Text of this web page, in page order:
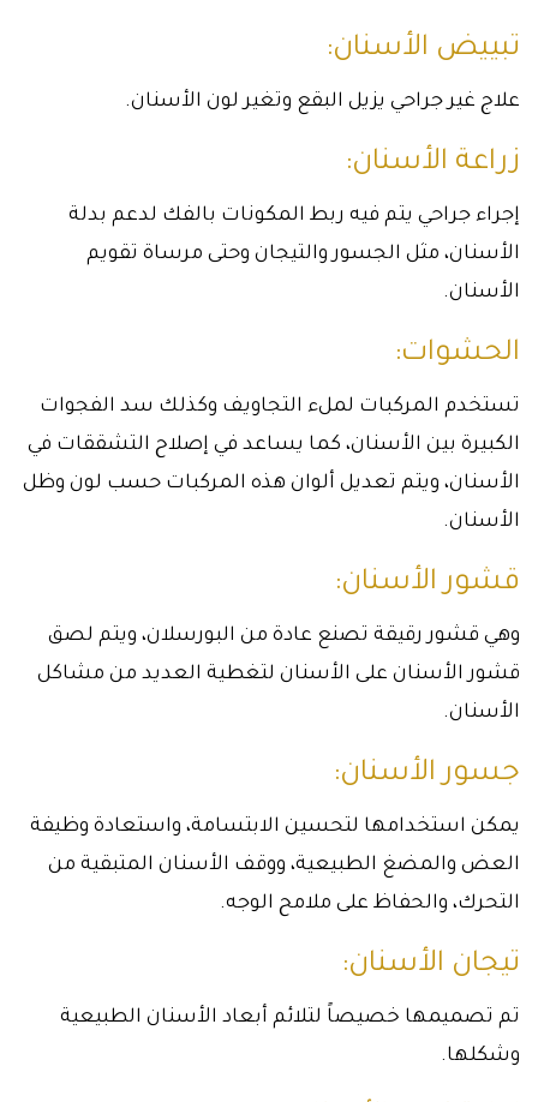
تبييض الأسنان:
علاج غير جراحي يزيل البقع وتغير لون الأسنان.
زراعة الأسنان:
إجراء جراحي يتم فيه ربط المكونات بالفك لدعم بدلة
الأسنان، مثل الجسور والتيجان وحتى مرساة تقويم
الأسنان.
الحشوات:
تستخدم المركبات لملء التجاويف وكذلك سد الفجوات
الكبيرة بين الأسنان، كما يساعد في إصلاح التشققات في
الأسنان، ويتم تعديل ألوان هذه المركبات حسب لون وظل
الأسنان.
قشور الأسنان:
وهي قشور رقيقة تصنع عادة من البورسلان، ويتم لصق
قشور الأسنان على الأسنان لتغطية العديد من مشاكل
الأسنان.
جسور الأسنان:
يمكن استخدامها لتحسين الابتسامة، واستعادة وظيفة
العض والمضغ الطبيعية، ووقف الأسنان المتبقية من
التحرك، والحفاظ على ملامح الوجه.
تيجان الأسنان:
تم تصميمها خصيصاً لتلائم أبعاد الأسنان الطبيعية
وشكلها.